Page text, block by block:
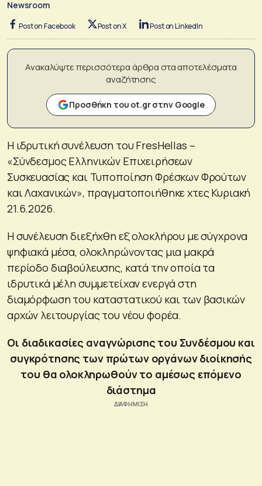
Newsroom
Post on Facebook Post on X Post on LinkedIn
Ανακαλύψτε περισσότερα άρθρα στα αποτελέσματα
αναζήτησης
Προσθήκη του ot.gr στην Google
Η ιδρυτική συνέλευση του FresHellas –
«Σύνδεσμος Ελληνικών Επιχειρήσεων
Συσκευασίας και Τυποποίηση Φρέσκων Φρούτων
και Λαχανικών», πραγματοποιήθηκε χτες Κυριακή
21.6.2026.
Η συνέλευση διεξήχθη εξ ολοκλήρου με σύγχρονα
ψηφιακά μέσα, ολοκληρώνοντας μια μακρά
περίοδο διαβούλευσης, κατά την οποία τα
ιδρυτικά μέλη συμμετείχαν ενεργά στη
διαμόρφωση του καταστατικού και των βασικών
αρχών λειτουργίας του νέου φορέα.
Οι διαδικασίες αναγνώρισης του Συνδέσμου και
συγκρότησης των πρώτων οργάνων διοίκησής
του θα ολοκληρωθούν το αμέσως επόμενο
διάστημα